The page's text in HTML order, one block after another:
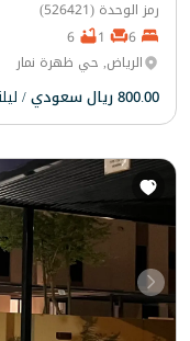
رمز الوحدة (526421)
الرياض, حي ظهرة نمار
800.00 ريال سعودي /